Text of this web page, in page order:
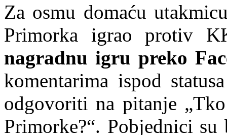
Za osmu domaću
Primorka igrao protiv
nagradnu igru preko
komentarima ispod
odgovoriti na pitanje
Primorke?“. Pobjednici